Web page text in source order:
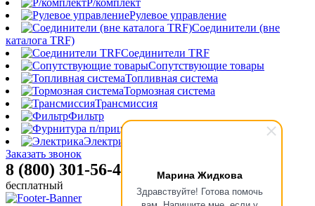
Марина Жидкова
Здравствуйте! Готова помочь
Рулевое управление
Соединители (вне
каталога TRF)
Соединители TRF
Сопутствующие товары
Топливная система
Тормозная система
Трансмиссия
Фильтр
Электрика
Заказать звонок
8 (800) 301-56-47
бесплатный